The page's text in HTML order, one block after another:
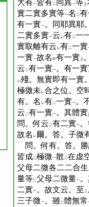
大有一皆有二 同異一等 上
實二實多實等一名 二
有一實一。同耶異耶
二實多實一云 レ有二一
實取離有云 レ有二一實
一實一故名 中有一實 上
云 二有一實一。有一
レ殘。無實即有一實
極微未レ合之位。空
有。名 レ有二一實一。
云 二有一實一。其體
問。何云 二有二實一
故名 レ爾。答。子微
問。何有。答。
皆成二極微一散二在虚
父母二微各二二合生
量等二父母二微量一
二實一。故文云。至 二
三子微一。雖二體無常